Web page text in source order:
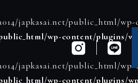
japkasai.net/public_html/
wp-content/plugins/
japkasai.net/public_html/
wp-content/plugins/